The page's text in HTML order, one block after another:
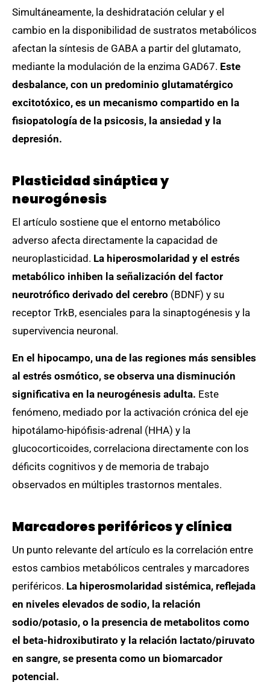
Simultáneamente, la deshidratación celular y el
cambio en la disponibilidad de sustratos metabólicos
afectan la síntesis de GABA a partir del glutamato,
mediante la modulación de la enzima GAD67. Este
desbalance, con un predominio glutamatérgico
excitotóxico, es un mecanismo compartido en la
fisiopatología de la psicosis, la ansiedad y la
depresión.
Plasticidad sináptica y
neurogénesis
El artículo sostiene que el entorno metabólico
adverso afecta directamente la capacidad de
neuroplasticidad. La hiperosmolaridad y el estrés
metabólico inhiben la señalización del factor
neurotrófico derivado del cerebro (BDNF) y su
receptor TrkB, esenciales para la sinaptogénesis y la
supervivencia neuronal.
En el hipocampo, una de las regiones más sensibles
al estrés osmótico, se observa una disminución
significativa en la neurogénesis adulta. Este
fenómeno, mediado por la activación crónica del eje
hipotálamo-hipófisis-adrenal (HHA) y la
glucocorticoides, correlaciona directamente con los
déficits cognitivos y de memoria de trabajo
observados en múltiples trastornos mentales.
Marcadores periféricos y clínica
Un punto relevante del artículo es la correlación entre
estos cambios metabólicos centrales y marcadores
periféricos. La hiperosmolaridad sistémica, reflejada
en niveles elevados de sodio, la relación
sodio/potasio, o la presencia de metabolitos como
el beta-hidroxibutirato y la relación lactato/piruvato
en sangre, se presenta como un biomarcador
potencial.